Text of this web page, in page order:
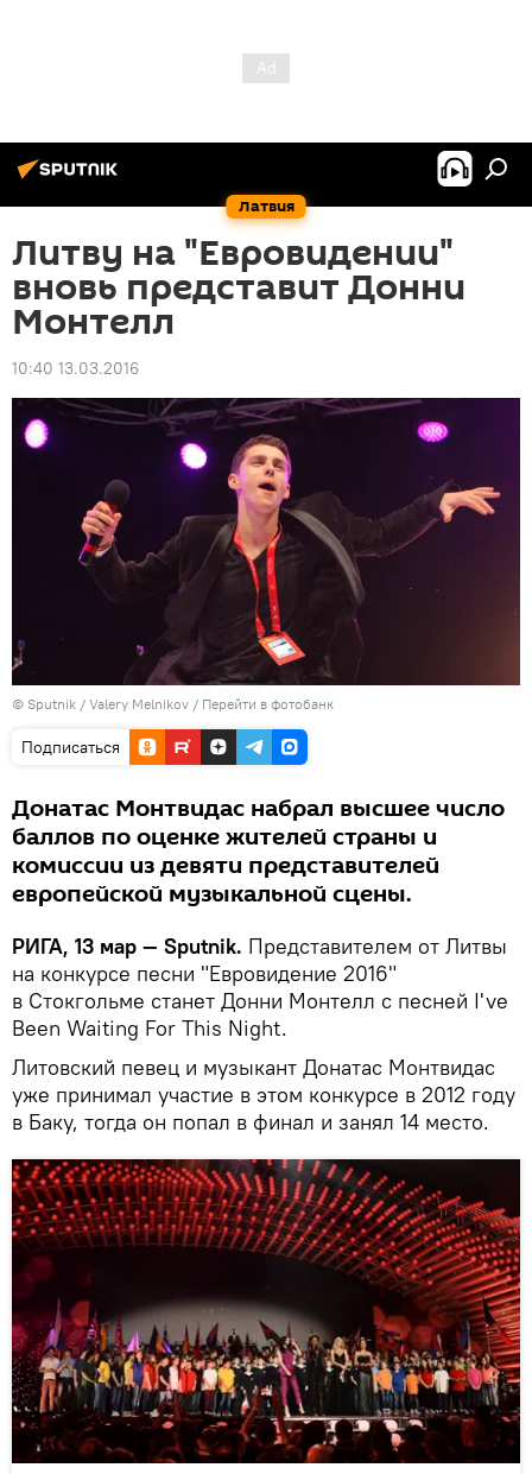
Латвия
Литву на "Евровидении"
вновь представит Донни
Монтелл
10:40 13.03.2016
© Sputnik / Valery Melnikov / Перейти в фотобанк
Подписаться
Донатас Монтвидас набрал высшее число
баллов по оценке жителей страны и
комиссии из девяти представителей
европейской музыкальной сцены.
РИГА, 13 мар — Sputnik. Представителем от Литвы
на конкурсе песни "Евровидение 2016"
в Стокгольме станет Донни Монтелл с песней I've
Been Waiting For This Night.
Литовский певец и музыкант Донатас Монтвидас
уже принимал участие в этом конкурсе в 2012 году
в Баку, тогда он попал в финал и занял 14 место.